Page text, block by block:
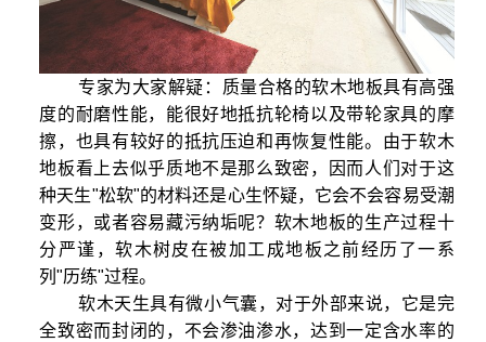
专家为大家解疑：质量合格的软木地板具有高强
度的耐磨性能，能很好地抵抗轮椅以及带轮家具的摩
擦，也具有较好的抵抗压迫和再恢复性能。由于软木
地板看上去似乎质地不是那么致密，因而人们对于这
种天生"松软"的材料还是心生怀疑，它会不会容易受潮
变形，或者容易藏污纳垢呢？软木地板的生产过程十
分严谨，软木树皮在被加工成地板之前经历了一系
列"历练"过程。
软木天生具有微小气囊，对于外部来说，它是完
全致密而封闭的，不会渗油渗水，达到一定含水率的